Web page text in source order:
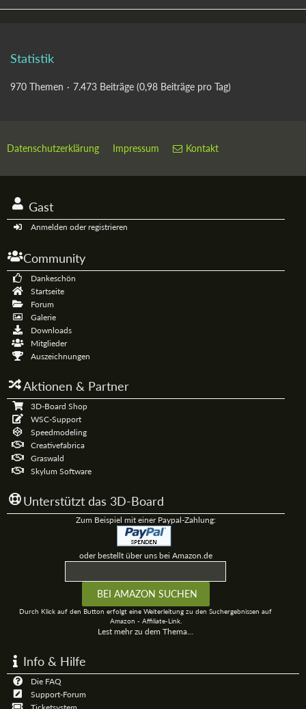
Statistik
970 Themen 7.473 Beiträge (0,98 Beiträge pro Tag)
Datenschutzerklärung Impressum Kontakt
Gast
Anmelden oder registrieren
Community
Dankeschön
Startseite
Forum
Galerie
Downloads
Mitglieder
Auszeichnungen
Aktionen & Partner
3D-Board Shop
WSC-Support
Speedmodeling
Creativefabrica
Graswald
Skylum Software
Unterstützt das 3D-Board
Zum Beispiel mit einer Paypal-Zahlung:
oder bestellt über uns bei Amazon.de
Durch Klick auf den Button erfolgt eine Weiterleitung zu den Suchergebnissen auf
Amazon - Affiliate-Link.
Lest mehr zu dem Thema...
Info & Hilfe
Die FAQ
Support-Forum